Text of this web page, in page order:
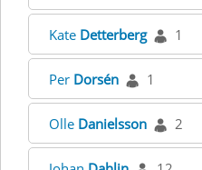
Kate Detterberg 1
Per Dorsén 1
Olle Danielsson 2